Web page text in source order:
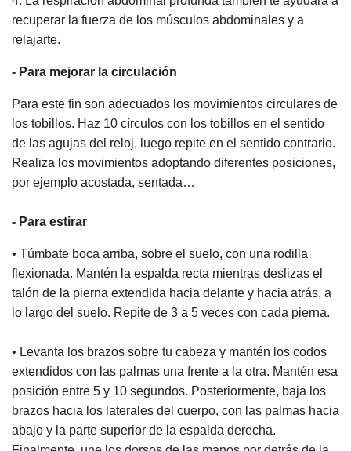
recuperar la fuerza de los músculos abdominales y a
relajarte.
- Para mejorar la circulación
Para este fin son adecuados los movimientos circulares de
los tobillos. Haz 10 círculos con los tobillos en el sentido
de las agujas del reloj, luego repite en el sentido contrario.
Realiza los movimientos adoptando diferentes posiciones,
por ejemplo acostada, sentada…
- Para estirar
• Túmbate boca arriba, sobre el suelo, con una rodilla
flexionada. Mantén la espalda recta mientras deslizas el
talón de la pierna extendida hacia delante y hacia atrás, a
lo largo del suelo. Repite de 3 a 5 veces con cada pierna.
• Levanta los brazos sobre tu cabeza y mantén los codos
extendidos con las palmas una frente a la otra. Mantén esa
posición entre 5 y 10 segundos. Posteriormente, baja los
brazos hacia los laterales del cuerpo, con las palmas hacia
abajo y la parte superior de la espalda derecha.